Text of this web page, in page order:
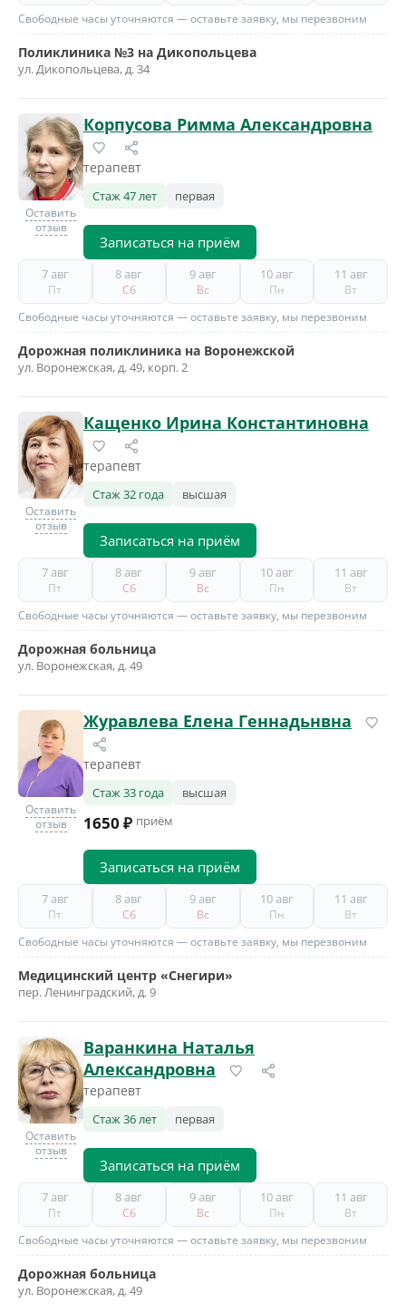
Свободные часы уточняются — оставьте заявку, мы перезвоним
Поликлиника №3 на Дикопольцева
ул. Дикопольцева, д. 34
Оставить
отзыв
Корпусова Римма Александровна
терапевт
Стаж 47 лет первая
Записаться на приём
7 авг
Пт
8 авг
Сб
9 авг
Вс
10 авг
Пн
11 авг
Вт
Свободные часы уточняются — оставьте заявку, мы перезвоним
Дорожная поликлиника на Воронежской
ул. Воронежская, д. 49, корп. 2
Оставить
отзыв
Кащенко Ирина Константиновна
терапевт
Стаж 32 года высшая
Записаться на приём
7 авг
Пт
8 авг
Сб
9 авг
Вс
10 авг
Пн
11 авг
Вт
Свободные часы уточняются — оставьте заявку, мы перезвоним
Дорожная больница
ул. Воронежская, д. 49
Оставить
отзыв
Журавлева Елена Геннадьнвна
терапевт
Стаж 33 года высшая
1650 ₽ приём
Записаться на приём
7 авг
Пт
8 авг
Сб
9 авг
Вс
10 авг
Пн
11 авг
Вт
Свободные часы уточняются — оставьте заявку, мы перезвоним
Медицинский центр «Снегири»
пер. Ленинградский, д. 9
Оставить
отзыв
Варанкина Наталья
Александровна
терапевт
Стаж 36 лет первая
Записаться на приём
7 авг
Пт
8 авг
Сб
9 авг
Вс
10 авг
Пн
11 авг
Вт
Свободные часы уточняются — оставьте заявку, мы перезвоним
Дорожная больница
ул. Воронежская, д. 49